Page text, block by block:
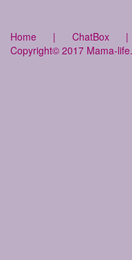
Home | ChatBox
Copyright© 2017 Mama-